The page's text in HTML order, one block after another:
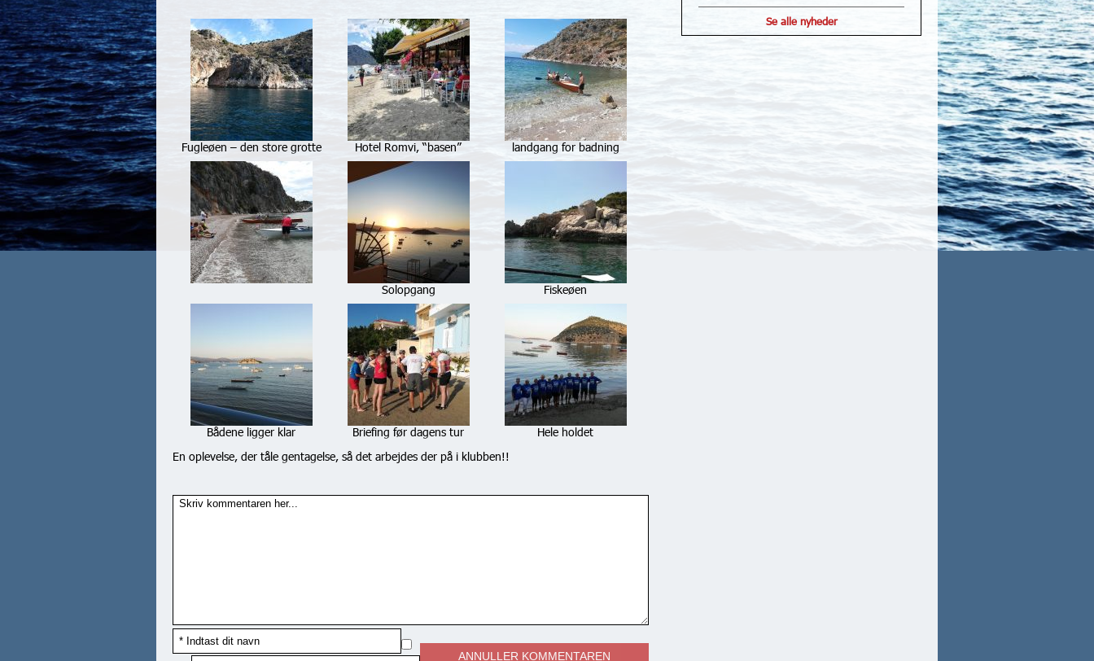
Fugleøen – den store grotte Hotel Romvi, “basen” landgang for badning
Solopgang Fiskeøen
Bådene ligger klar Briefing før dagens tur
Hele holdet
En oplevelse, der tåle gentagelse, så det arbejdes der på i klubben!!
ANNULLER KOMMENTAREN
Se alle nyheder